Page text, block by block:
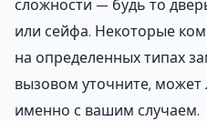
сложности — будь то
или сейфа. Некоторые
на определенных типах
вызовом уточните, может
именно с вашим случаем.